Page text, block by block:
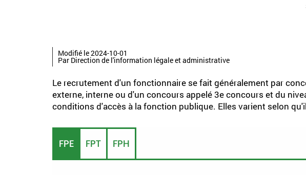
Modifié le 2024-10-01
Par Direction de l'information légale et administrative
Le recrutement d'un fonctionnaire se fait généralement par
externe, interne ou d'un concours appelé 3econcours et du
conditions d'accès à la fonction publique. Elles varient selon
FPE FPT FPH